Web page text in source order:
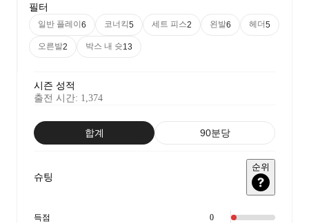
필터
일반 플레이 6 코너킥5 세트 피스2 왼발6 헤더5
오른발2 박스 내 슛13
시즌 성적
출전 시간: 1,374
합계 90분당
슈팅
순위
득점 0